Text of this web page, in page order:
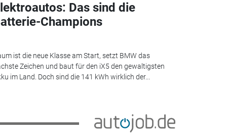
Das sind die
Champions
ist die neue Klasse am Start, setzt BMW das
Zeichen und baut für den iX5 den gewaltigsten
im Land. Doch sind die 141 kWh wirklich der...